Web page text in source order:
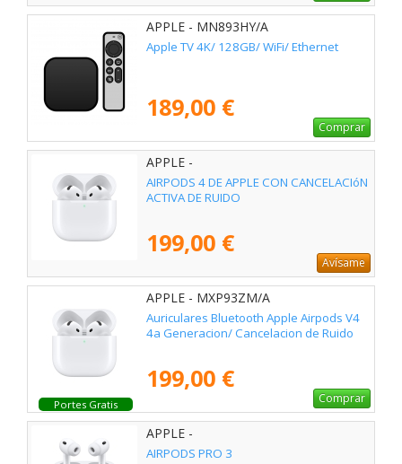
APPLE - MN893HY/A
Apple TV 4K/ 128GB/ WiFi/ Ethernet
189,00 €
Comprar
APPLE -
AIRPODS 4 DE APPLE CON CANCELACIóN
ACTIVA DE RUIDO
199,00 €
Avísame
Portes Gratis
APPLE - MXP93ZM/A
Auriculares Bluetooth Apple Airpods V4
4a Generacion/ Cancelacion de Ruido
199,00 €
Comprar
APPLE -
AIRPODS PRO 3